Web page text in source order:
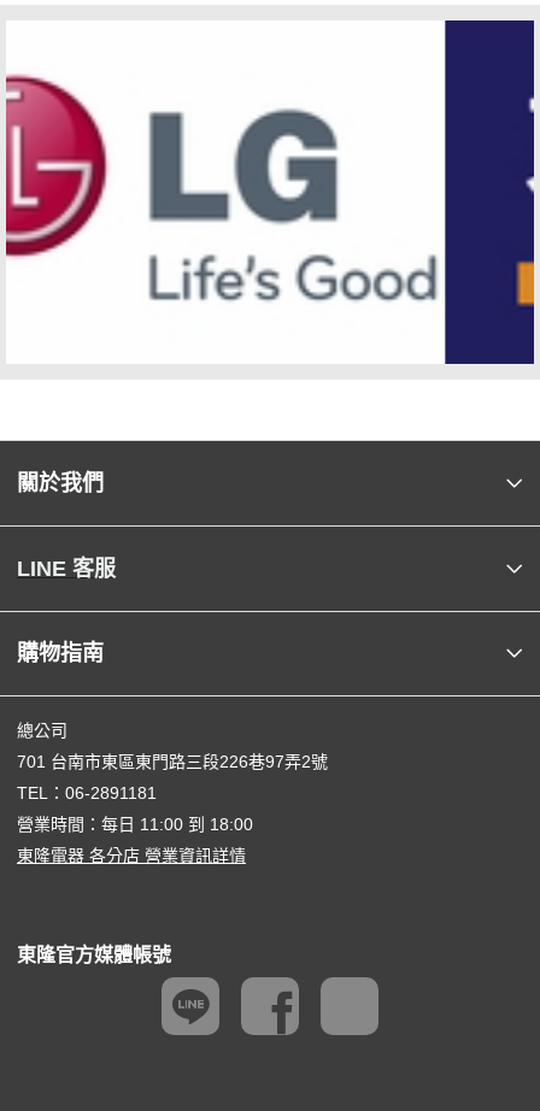
關於我們
LINE 客服
購物指南
總公司
701 台南市東區東門路三段226巷97弄2號
TEL： 06-2891181
營業時間：每日 11:00 到 18:00
東隆電器 各分店 營業資訊詳情
東隆官方媒體帳號